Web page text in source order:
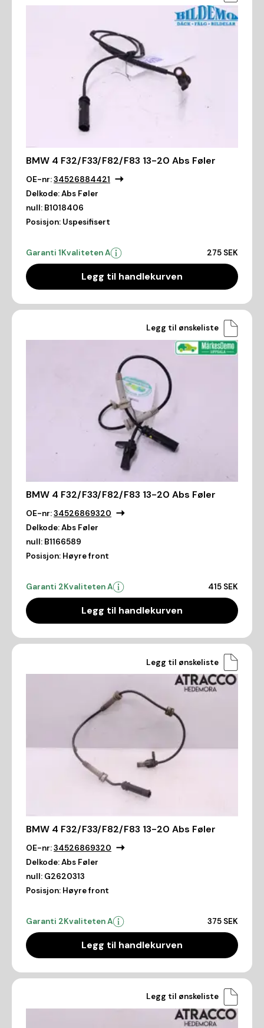
BMW 4 F32/F33/F82/F83 13-20 Abs Føler
OE-nr:34526884421
Delkode:Abs Føler
null: B1018406
Posisjon: Uspesifisert
Garanti 1Kvaliteten A 275 SEK
Legg til handlekurven
Legg til ønskeliste
BMW 4 F32/F33/F82/F83 13-20 Abs Føler
OE-nr:34526869320
Delkode:Abs Føler
null: B1166589
Posisjon: Høyre front
Garanti 2Kvaliteten A 415 SEK
Legg til handlekurven
Legg til ønskeliste
BMW 4 F32/F33/F82/F83 13-20 Abs Føler
OE-nr:34526869320
Delkode:Abs Føler
null: G2620313
Posisjon: Høyre front
Garanti 2Kvaliteten A 375 SEK
Legg til handlekurven
Legg til ønskeliste